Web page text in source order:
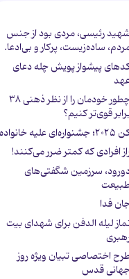
شهید رئیسی، مردی بود از جنس
ساده‌زیست، پرکار و بی‌ادعا.
پیشواز پویش چله دعای
عهد
چطور خودمان را از نظر ذهنی ۳۸
قوی‌تر کنیم؟
علیه خانواده
افرادی که کمتر ضرر می‌کنند!
سرزمین شگفتی‌های
فدا
لیله الدفن برای شهدای بیت
اختصاصی تبیان ویژه روز
قدس